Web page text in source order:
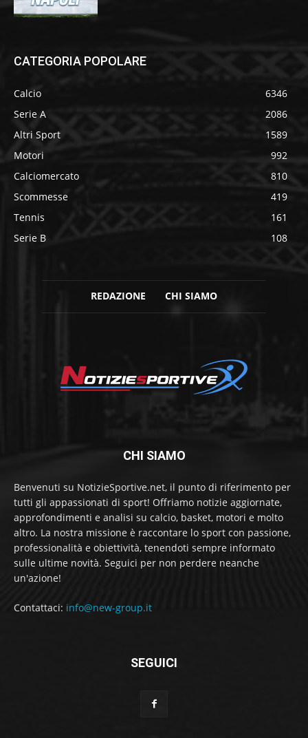
CATEGORIA POPOLARE
Calcio
6346
Serie A
2086
Altri Sport
1589
Motori
992
Calciomercato
810
Scommesse
419
Tennis
161
Serie B
108
REDAZIONE CHI SIAMO
CHI SIAMO
Benvenuti su NotizieSportive.net, il punto di riferimento per
tutti gli appassionati di sport! Offriamo notizie aggiornate,
approfondimenti e analisi su calcio, basket, motori e molto
altro. La nostra missione è raccontare lo sport con passione,
professionalità e obiettività, tenendoti sempre informato
sulle ultime novità. Seguici per non perdere neanche
un'azione!
Contattaci: info@new-group.it
SEGUICI